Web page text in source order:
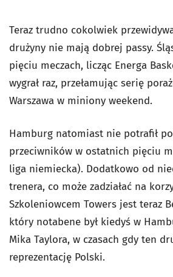
Teraz trudno cokolwiek
drużyny nie mają dobrej passy.
pięciu meczach, licząc Energa
wygrał raz, przełamując serię
Warszawa w miniony weekend.
Hamburg natomiast nie potrafił
przeciwników w ostatnich pięciu
liga niemiecka). Dodatkowo od
trenera, co może zadziałać na
Szkoleniowcem Towers jest teraz
który notabene był kiedyś w
Mika Taylora, w czasach gdy ten
reprezentację Polski.